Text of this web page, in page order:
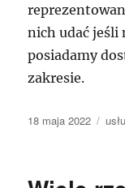
nich udać jeśli
posiadamy
zakresie.
Data
18 maja 2022